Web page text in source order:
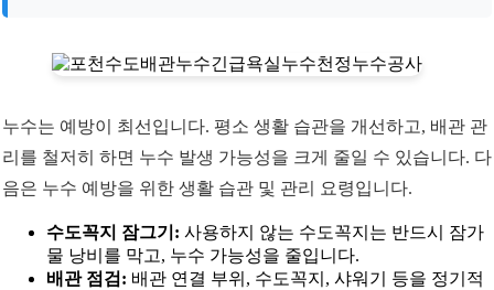
누수는 예방이 최선입니다. 평소 생활 습관을 개선하고, 배관 관
리를 철저히 하면 누수 발생 가능성을 크게 줄일 수 있습니다. 다
음은 누수 예방을 위한 생활 습관 및 관리 요령입니다.
수도꼭지 잠그기: 사용하지 않는 수도꼭지는 반드시 잠가
물 낭비를 막고, 누수 가능성을 줄입니다.
배관 점검: 배관 연결 부위, 수도꼭지, 샤워기 등을 정기적